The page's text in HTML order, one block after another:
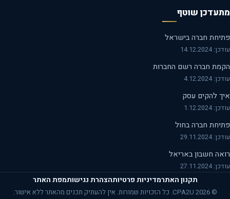
שוטף
חברה בישראל
חברה רשם החברות
להקים עסק
חברה בחול
חשבון באריאל
תקנון האתרמדיניות פרטיותהצהרת נגישותמפת האתר
© 2026 CPA2U. כל הזכויות שמורות. אין להעתיק תכנים מהאתר ללא אישור.